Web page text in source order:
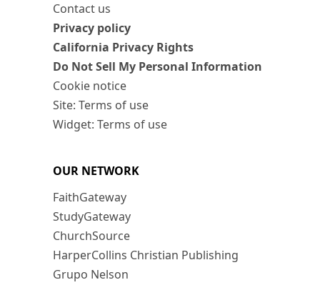
Contact us
Privacy policy
California Privacy Rights
Do Not Sell My Personal Information
Cookie notice
Site: Terms of use
Widget: Terms of use
OUR NETWORK
FaithGateway
StudyGateway
ChurchSource
HarperCollins Christian Publishing
Grupo Nelson